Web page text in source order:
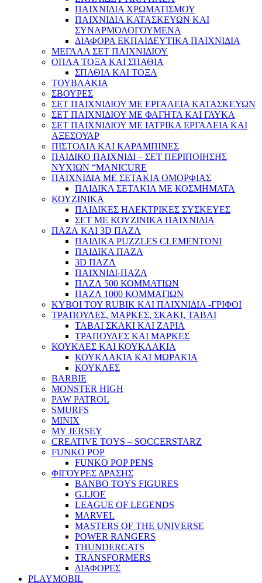
ΠΑΙΧΝΙΔΙΑ ΧΡΩΜΑΤΙΣΜΟΥ
ΠΑΙΧΝΙΔΙΑ ΚΑΤΑΣΚΕΥΩΝ ΚΑΙ
ΣΥΝΑΡΜΟΛΟΓΟΥΜΕΝΑ
ΔΙΑΦΟΡΑ ΕΚΠΑΙΔΕΥΤΙΚΑ ΠΑΙΧΝΙΔΙΑ
ΜΕΓΑΛΑ ΣΕΤ ΠΑΙΧΝΙΔΙΟΥ
ΟΠΛΑ ΤΟΞΑ ΚΑΙ ΣΠΑΘΙΑ
ΣΠΑΘΙΑ ΚΑΙ ΤΟΞΑ
ΤΟΥΒΛΑΚΙΑ
ΣΒΟΥΡΕΣ
ΣΕΤ ΠΑΙΧΝΙΔΙΟΥ ΜΕ ΕΡΓΑΛΕΙΑ ΚΑΤΑΣΚΕΥΩΝ
ΣΕΤ ΠΑΙΧΝΙΔΙΟΥ ΜΕ ΦΑΓΗΤΑ ΚΑΙ ΓΛΥΚΑ
ΣΕΤ ΠΑΙΧΝΙΔΙΟΥ ΜΕ ΙΑΤΡΙΚΑ ΕΡΓΑΛΕΙΑ ΚΑΙ
ΑΞΕΣΟΥΑΡ
ΠΙΣΤΟΛΙΑ ΚΑΙ ΚΑΡΑΜΠΙΝΕΣ
ΠΑΙΔΙΚΟ ΠΑΙΧΝΙΔΙ – ΣΕΤ ΠΕΡΙΠΟΙΗΣΗΣ
ΝΥΧΙΩΝ “MANICURE
ΠΑΙΧΝΙΔΙΑ ΜΕ ΣΕΤΑΚΙΑ ΟΜΟΡΦΙΑΣ
ΠΑΙΔΙΚΑ ΣΕΤΑΚΙΑ ΜΕ ΚΟΣΜΗΜΑΤΑ
ΚΟΥΖΙΝΙΚΑ
ΠΑΙΔΙΚΕΣ ΗΛΕΚΤΡΙΚΕΣ ΣΥΣΚΕΥΕΣ
ΣΕΤ ΜΕ ΚΟΥΖΙΝΙΚΑ ΠΑΙΧΝΙΔΙΑ
ΠΑΖΛ ΚΑΙ 3D ΠΑΖΛ
ΠΑΙΔΙΚΑ PUZZLES CLEMENTONI
ΠΑΙΔΙΚΑ ΠΑΖΛ
3D ΠΑΖΛ
ΠΑΙΧΝΙΔΙ-ΠΑΖΛ
ΠΑΖΛ 500 ΚΟΜΜΑΤΙΩΝ
ΠΑΖΛ 1000 ΚΟΜΜΑΤΙΩΝ
ΚΥΒΟΙ ΤΟΥ RUBIK ΚΑΙ ΠΑΙΧΝΙΔΙΑ -ΓΡΙΦΟΙ
ΤΡΑΠΟΥΛΕΣ, ΜΑΡΚΕΣ, ΣΚΑΚΙ, ΤΑΒΛΙ
ΤΑΒΛΙ ΣΚΑΚΙ ΚΑΙ ΖΑΡΙΑ
ΤΡΑΠΟΥΛΕΣ ΚΑΙ ΜΑΡΚΕΣ
ΚΟΥΚΛΕΣ ΚΑΙ ΚΟΥΚΛΑΚΙΑ
ΚΟΥΚΛΑΚΙΑ ΚΑΙ ΜΩΡΑΚΙΑ
ΚΟΥΚΛΕΣ
BARBIE
MONSTER HIGH
PAW PATROL
SMURFS
MINIX
MY JERSEY
CREATIVE TOYS – SOCCERSTARZ
FUNKO POP
FUNKO POP PENS
ΦΙΓΟΥΡΕΣ ΔΡΑΣΗΣ
BANBO TOYS FIGURES
G.I.JOE
LEAGUE OF LEGENDS
MARVEL
MASTERS OF THE UNIVERSE
POWER RANGERS
THUNDERCATS
TRANSFORMERS
ΔΙΑΦΟΡΕΣ
PLAYMOBIL